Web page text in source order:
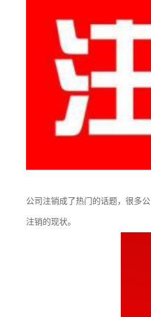
公司注销成了热门的话题，很多
注销的现状。